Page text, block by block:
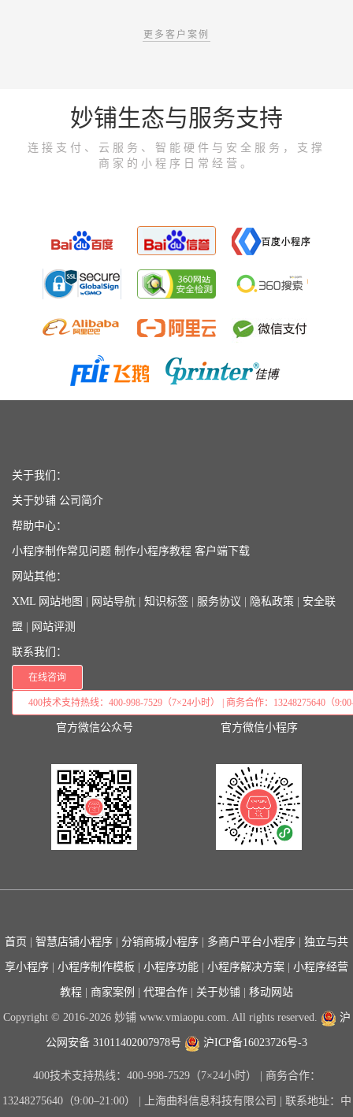
更多客户案例
妙铺生态与服务支持
连接支付、云服务、智能硬件与安全服务，支撑
商家的小程序日常经营。
关于我们：
关于妙铺 公司简介
帮助中心：
小程序制作常见问题 制作小程序教程 客户端下载
网站其他：
XML 网站地图 网站导航 知识标签 服务协议 隐私政策 安全联
盟 网站评测
联系我们：
在线咨询
400技术支持热线：400-998-7529（7×24小时） | 商务合作：13248275640（
官方微信公众号 官方微信小程序
首页 智慧店铺小程序 分销商城小程序 多商户平台小程序 独立与共
享小程序 小程序制作模板 小程序功能 小程序解决方案 小程序经营
教程 商家案例 代理合作 关于妙铺 移动网站
Copyright © 2016-2026 妙铺 www.vmiaopu.com. All rights reserved. 沪
公网安备 31011402007978号 沪ICP备16023726号-3
400技术支持热线：400-998-7529（7×24小时） | 商务合作：
13248275640（9:00–21:00） | 上海曲科信息科技有限公司 | 联系地址：中